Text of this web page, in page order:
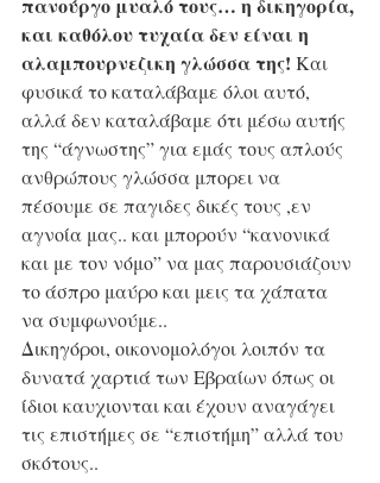
και καθόλου τυχαία δεν είναι η
αλαμπουρνεζικη γλώσσα της! Και
φυσικά το καταλάβαμε όλοι αυτό,
αλλά δεν καταλάβαμε ότι μέσω αυτής
της “άγνωστης” για εμάς τους απλούς
ανθρώπους γλώσσα μπορει να
πέσουμε σε παγιδες δικές τους ,εν
αγνοία μας.. και μπορούν “κανονικά
και με τον νόμο” να μας παρουσιάζουν
το άσπρο μαύρο και μεις τα χάπατα
να συμφωνούμε..
Δικηγόροι, οικονομολόγοι λοιπόν τα
δυνατά χαρτιά των Εβραίων όπως οι
ίδιοι καυχιονται και έχουν αναγάγει
τις επιστήμες σε “επιστήμη” αλλά του
σκότους..